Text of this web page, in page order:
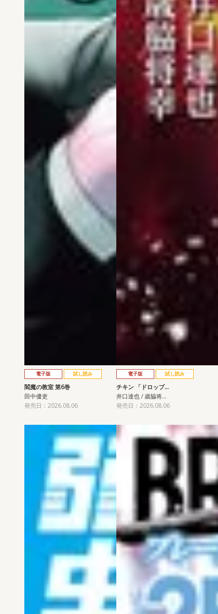
電子版 試し読み
閻魔の教室 第6巻
田中優吏
発売日：2026.08.06
電子版 試し読み
チキン 「ドロップ…
井口達也 / 歳脇将…
発売日：2026.08.06